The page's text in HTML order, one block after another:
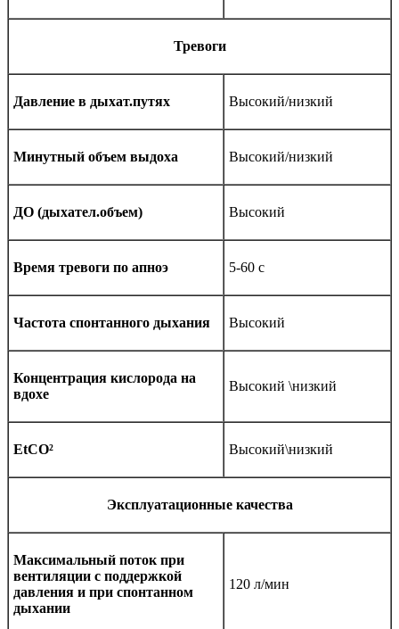
Тревоги
Давление в дыхат.путях Высокий/низкий
Минутный объем выдоха Высокий/низкий
ДО (дыхател.объем) Высокий
Время тревоги по апноэ 5-60 с
Частота спонтанного дыхания Высокий
Концентрация кислорода на
вдохе
Высокий \низкий
EtCO² Высокий\низкий
Эксплуатационные качества
Максимальный поток при
вентиляции с поддержкой
давления и при спонтанном
дыхании
120 л/мин